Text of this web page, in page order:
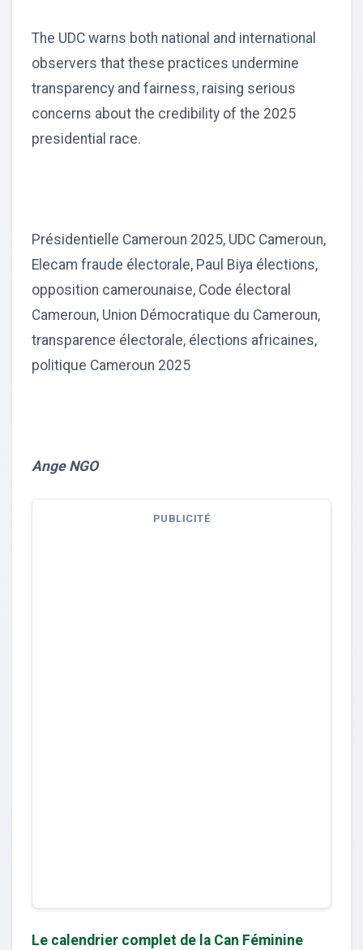
The UDC warns both national and international
observers that these practices undermine
transparency and fairness, raising serious
concerns about the credibility of the 2025
presidential race.
Présidentielle Cameroun 2025, UDC Cameroun,
Elecam fraude électorale, Paul Biya élections,
opposition camerounaise, Code électoral
Cameroun, Union Démocratique du Cameroun,
transparence électorale, élections africaines,
politique Cameroun 2025
Ange NGO
PUBLICITÉ
Le calendrier complet de la Can Féminine